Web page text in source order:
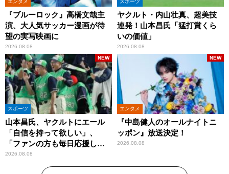
エンタメ
『ブルーロック』高橋文哉主
演、大人気サッカー漫画が待
望の実写映画に
2026.08.08
スポーツ
ヤクルト・内山壮真、超美技
連発！山本昌氏「猛打賞くら
いの価値」
2026.08.08
スポーツ
山本昌氏、ヤクルトにエール
「自信を持って欲しい」、
「ファンの方も毎日応援して
くれています」
2026.08.08
NEW
エンタメ
『中島健人のオールナイトニ
ッポン』放送決定！
2026.08.08
NEW